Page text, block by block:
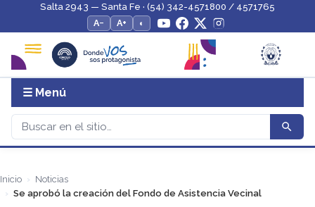
Salta 2943 — Santa Fe · (54) 342-4571800 / 4571765
A−
A+ ◐
☰ Menú
Inicio
Noticias
Se aprobó la creación del Fondo de Asistencia Vecinal